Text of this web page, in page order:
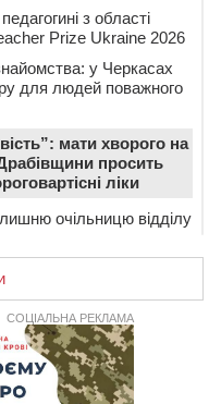
з області
Prize Ukraine 2026
у Черкасах
для людей поважного
мати хворого на
просить
ліки
очільницю відділу
за завищеною
дорожню
(ФОТОФАКТ)
і чемпіона світу в
СОЦІАЛЬНА РЕКЛАМА